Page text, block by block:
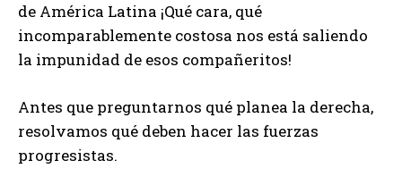
de América Latina ¡Qué cara, qué
incomparablemente costosa nos está saliendo
la impunidad de esos compañeritos!
Antes que preguntarnos qué planea la derecha,
resolvamos qué deben hacer las fuerzas
progresistas.